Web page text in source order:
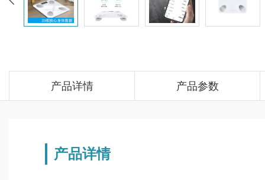
产品详情 产品参数
产品详情